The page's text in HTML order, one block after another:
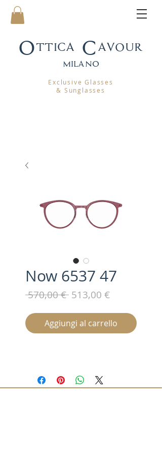
Ottica Cavour
milano
Exclusive Glasses
& Sunglasses
Now 6537 47
570,00 € Prezzo
513,00 €Prezzo
Aggiungi al carrello